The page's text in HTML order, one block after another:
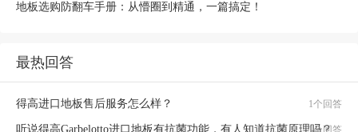
地板选购防翻车手册：从懵圈到精通，一篇搞定！
最热回答
得高进口地板售后服务怎么样？ 1个回答
听说得高Garbelotto进口地板有抗菌功能，有人知道抗菌原理吗？
1个回答